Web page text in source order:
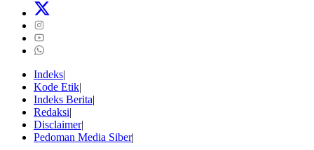
Indeks
Kode Etik
Indeks Berita
Redaksi
Disclaimer
Pedoman Media Siber